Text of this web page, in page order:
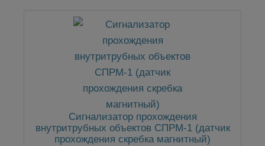
Сигнализатор прохождения
внутритрубных объектов СПРМ-1 (датчик
прохождения скребка магнитный)